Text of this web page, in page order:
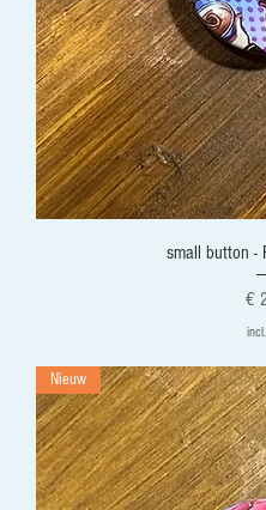
small button -
€
Nieuw